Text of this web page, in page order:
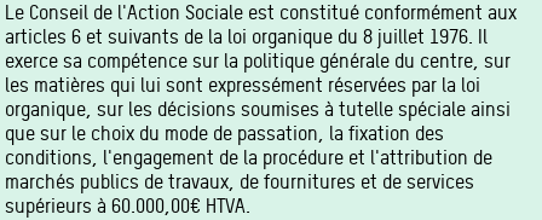
Le Conseil de l'Action Sociale est constitué conformément aux
articles 6 et suivants de la loi organique du 8 juillet 1976. Il
exerce sa compétence sur la politique générale du centre, sur
les matières qui lui sont expressément réservées par la loi
organique, sur les décisions soumises à tutelle spéciale ainsi
que sur le choix du mode de passation, la fixation des
conditions, l'engagement de la procédure et l'attribution de
marchés publics de travaux, de fournitures et de services
supérieurs à 60.000,00€ HTVA.